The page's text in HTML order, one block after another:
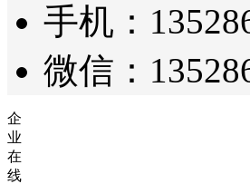
手机：
微信：
企
业
在
线